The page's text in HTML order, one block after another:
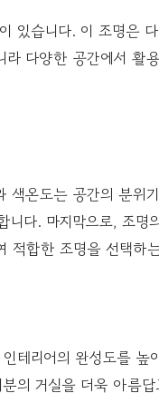
있습니다. 이 조명은
라 다양한 공간에서 활
색온도는 공간의 분위
다. 마지막으로, 조명
적합한 조명을 선택하
테리어의 완성도를 높
의 거실을 더욱 아름